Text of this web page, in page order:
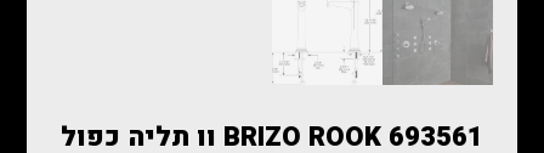
BRIZO ROOK 693561 וו תליה כפול